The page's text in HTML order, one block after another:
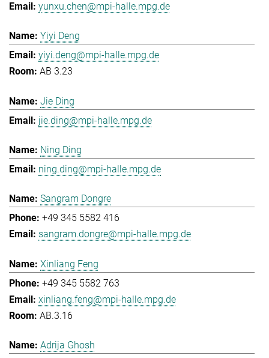
yunxu.chen@mpi-halle.mpg.de
Yiyi Deng
yiyi.deng@mpi-halle.mpg.de
AB 3.23
Jie Ding
jie.ding@mpi-halle.mpg.de
Ning Ding
ning.ding@mpi-halle.mpg.de
Sangram Dongre
+49 345 5582 416
sangram.dongre@mpi-halle.mpg.de
Xinliang Feng
+49 345 5582 763
xinliang.feng@mpi-halle.mpg.de
AB.3.16
Adrija Ghosh